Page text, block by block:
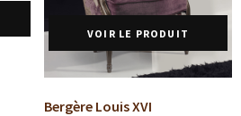
VOIR LE PRODUIT
Bergère Louis XVI